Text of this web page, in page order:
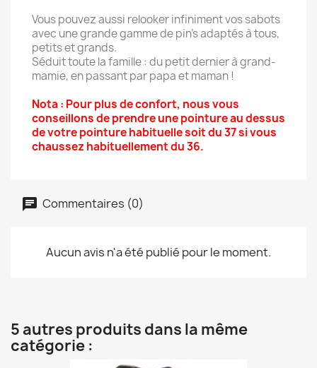
Vous pouvez aussi relooker infiniment vos sabots
avec une grande gamme de pin's adaptés à tous,
petits et grands.
Séduit toute la famille : du petit dernier à grand-
mamie, en passant par papa et maman !
Nota : Pour plus de confort, nous vous
conseillons de prendre une pointure au dessus
de votre pointure habituelle soit du 37 si vous
chaussez habituellement du 36.
Commentaires (0)
Aucun avis n'a été publié pour le moment.
5 autres produits dans la même
catégorie :